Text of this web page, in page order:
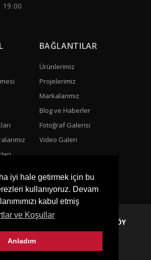
iyi hale getirmek için bu
kullanıyoruz. Devam
kabul etmiş
ve Koşullar
Anladım
19:00
BAĞLANTILAR
Ürünlerimiz
Projelerimiz
Markalarımız
Blog ve Haberler
Fotoğraf Galerisi
Video Galeri
VALENS SU ARITMA ÇERKEZKÖY
YAZILIM TARAFINDAN HAZIRLANMIŞTIR.